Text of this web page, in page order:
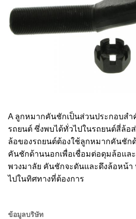
A ลูกหมากคันชักเป็นส่วนประกอบส
รถยนต์ ซึ่งพบได้ทั่วไปในรถยนต์สี่ล้อ
ล้อของรถยนต์ต้องใช้ลูกหมากคันชัก
คันชักด้านนอกเพื่อเชื่อมต่อดุมล้อแล
พวงมาลัย คันชักจะดันและดึงล้อหน้า
ไปในทิศทางที่ต้องการ
ข้อมูลบริษัท